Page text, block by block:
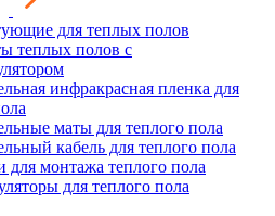
для теплых полов
теплых полов с
инфракрасная пленка для
маты для теплого пола
кабель для теплого пола
монтажа теплого пола
для теплого пола